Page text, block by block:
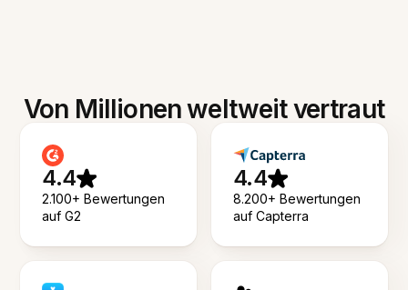
Von Millionen weltweit vertraut
4.4
2.100+ Bewertungen
auf G2
4.4
8.200+ Bewertungen
auf Capterra